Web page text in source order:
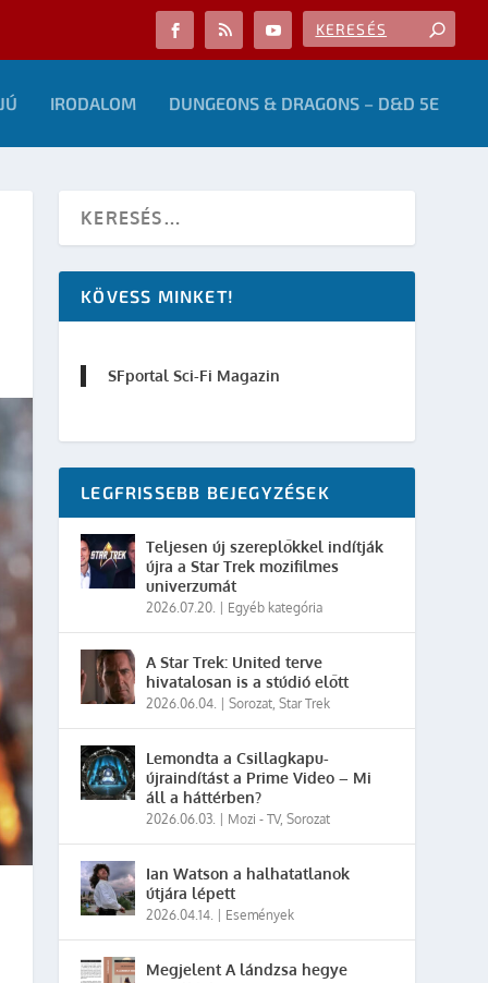
IRODALOM DUNGEONS & DRAGONS – D&D 5E
KÖVESS MINKET!
SFportal Sci-Fi Magazin
LEGFRISSEBB BEJEGYZÉSEK
Teljesen új szereplőkkel indítják
újra a Star Trek mozifilmes
univerzumát
2026.07.20. Egyéb kategória
A Star Trek: United terve
hivatalosan is a stúdió előtt
2026.06.04. |Sorozat,Star Trek
Lemondta a Csillagkapu-
újraindítást a Prime Video – Mi
áll a háttérben?
2026.06.03. Mozi - TV,Sorozat
Ian Watson a halhatatlanok
útjára lépett
2026.04.14. Események
Megjelent A lándzsa hegye